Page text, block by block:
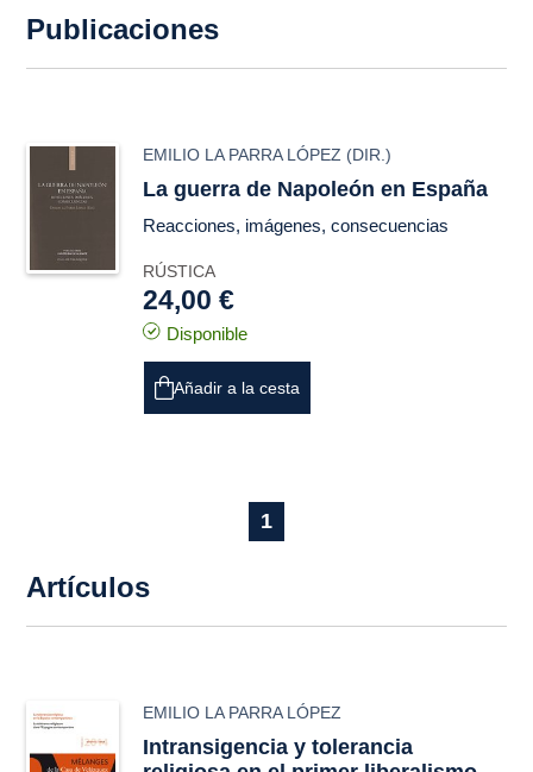
Publicaciones
EMILIO LA PARRA LÓPEZ (DIR.)
La guerra de Napoleón en España
Reacciones, imágenes, consecuencias
RÚSTICA
24,00 €
Disponible
Añadir a la cesta
1
Artículos
EMILIO LA PARRA LÓPEZ
Intransigencia y tolerancia